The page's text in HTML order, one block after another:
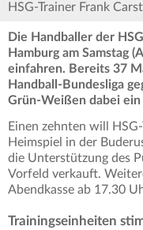
HSG-Trainer Frank
Die Handballer der
Hamburg am Samstag
einfahren. Bereits 37
Handball-Bundesliga
Grün-Weißen dabei ein
Einen zehnten will
Heimspiel in der
die Unterstützung des
Vorfeld verkauft.
Abendkasse ab 17.30
Trainingseinheiten